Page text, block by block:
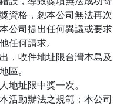
資格，恕本公司無法再次
公司提出任何異議或要求
任何請求。
，收件地址限台灣本島及
區。
地址限中獎一次。
活動辦法之規範；本公司